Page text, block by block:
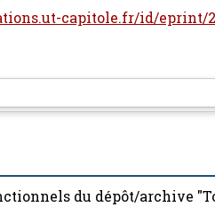
capitole.fr/id/eprint/
du dépôt/archive